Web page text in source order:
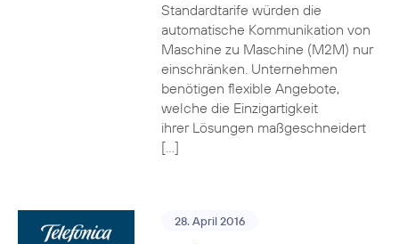
Standardtarife würden die
automatische Kommunikation von
Maschine zu Maschine (M2M) nur
einschränken. Unternehmen
benötigen flexible Angebote,
welche die Einzigartigkeit
ihrer Lösungen maßgeschneidert
[…]
28. April 2016